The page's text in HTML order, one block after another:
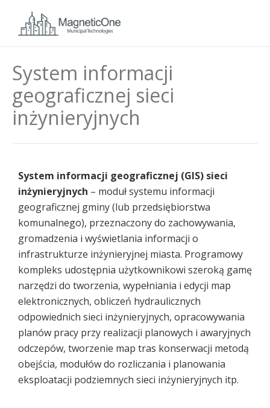
System informacji
geograficznej sieci
inżynieryjnych
System informacji geograficznej (GIS) sieci
inżynieryjnych – moduł systemu informacji
geograficznej gminy (lub przedsiębiorstwa
komunalnego), przeznaczony do zachowywania,
gromadzenia i wyświetlania informacji o
infrastrukturze inżynieryjnej miasta. Programowy
kompleks udostępnia użytkownikowi szeroką gamę
narzędzi do tworzenia, wypełniania i edycji map
elektronicznych, obliczeń hydraulicznych
odpowiednich sieci inżynieryjnych, opracowywania
planów pracy przy realizacji planowych i awaryjnych
odczepów, tworzenie map tras konserwacji metodą
obejścia, modułów do rozliczania i planowania
eksploatacji podziemnych sieci inżynieryjnych itp.